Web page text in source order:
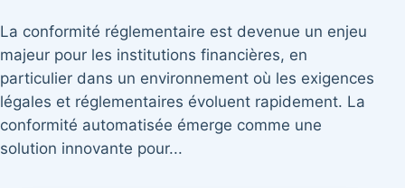
La conformité réglementaire est devenue un enjeu
majeur pour les institutions financières, en
particulier dans un environnement où les exigences
légales et réglementaires évoluent rapidement. La
conformité automatisée émerge comme une
solution innovante pour...